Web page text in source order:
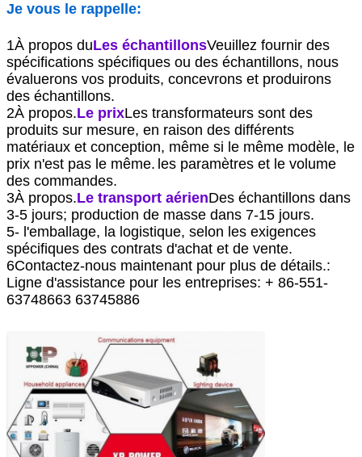
Je vous le rappelle:
1À propos duLes échantillonsVeuillez fournir des
spécifications spécifiques ou des échantillons, nous
évaluerons vos produits, concevrons et produirons
des échantillons.
2À propos.Le prixLes transformateurs sont des
produits sur mesure, en raison des différents
matériaux et conception, même si le même modèle, le
prix n'est pas le même. les paramètres et le volume
des commandes.
3À propos.Le transport aérienDes échantillons dans
3-5 jours; production de masse dans 7-15 jours.
5- l'emballage, la logistique, selon les exigences
spécifiques des contrats d'achat et de vente.
6Contactez-nous maintenant pour plus de détails.:
Ligne d'assistance pour les entreprises: + 86-551-
63748663 63745886